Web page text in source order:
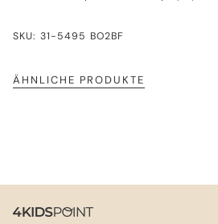
SKU: 31-5495 BO2BF
ÄHNLICHE PRODUKTE